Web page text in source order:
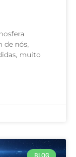
de nós,
muito
BLOG